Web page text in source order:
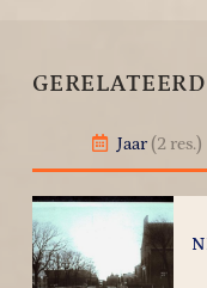
GERELATEERD
Jaar (2 res.)